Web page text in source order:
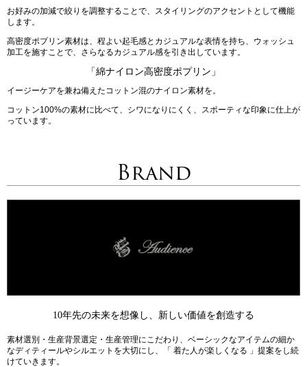
お好みの加減で絞りを調整することで、スタイリングのアクセントとして機能
します。
高密度ポプリン素材は、程よい起毛感とカジュアルな表情を持ち、ウォッシュ
加工を施すことで、さらなるカジュアル感を引き出しています。
「綿ナイロン高密度ポプリン」
イージーケアを兼ね備えたコットン混のナイロン素材を。
コットン100%の素材に比べて、シワになりにくく、スポーティな印象に仕上が
っています。
Brand
10年先の未来を想像し、新しい価値を創造する
素材選別・生産背景選定・生産管理にこだわり、ベーシックなアイテムの細か
なディティールやシルエットを大切にし、「 着た人が楽しくなる 」提案をし続
けていきます。